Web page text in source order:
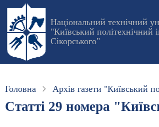
Перейти
основного
вмісту
Національний технічний
"Київський політехнічний
Сікорського"
Головна Архів газети "Київський
Статті 29 номера